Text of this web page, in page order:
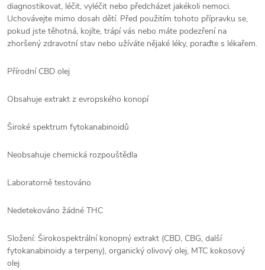
diagnostikovat, léčit, vyléčit nebo předcházet jakékoli nemoci.
Uchovávejte mimo dosah dětí. Před použitím tohoto přípravku se,
pokud jste těhotná, kojíte, trápí vás nebo máte podezření na
zhoršený zdravotní stav nebo užíváte nějaké léky, poraďte s lékařem.
Přírodní CBD olej
Obsahuje extrakt z evropského konopí
Široké spektrum fytokanabinoidů
Neobsahuje chemická rozpouštědla
Laboratorně testováno
Nedetekováno žádné THC
Složení: Širokospektrální konopný extrakt (CBD, CBG, další
fytokanabinoidy a terpeny), organický olivový olej, MTC kokosový
olej